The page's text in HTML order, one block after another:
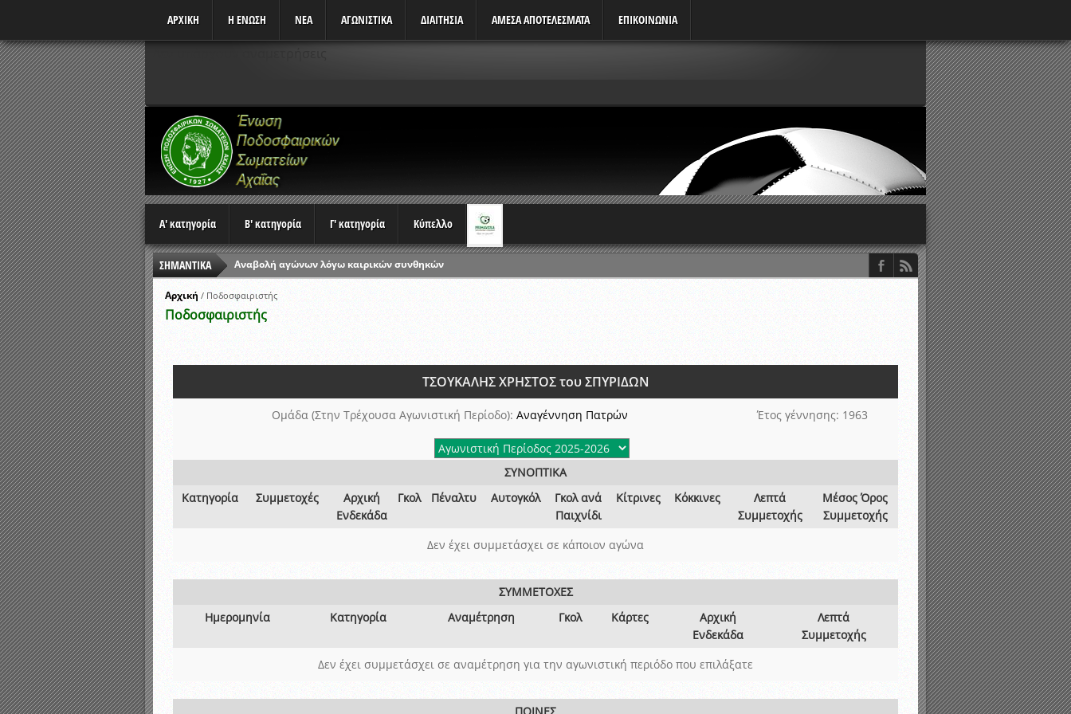
ΑΡΧΙΚΗ Η ΕΝΩΣΗ ΝΕΑ ΑΓΩΝΙΣΤΙΚΆ ΔΙΑΙΤΗΣΙΑ ΑΜΕΣΑ ΑΠΟΤΕΛΕΣΜΑΤΑ ΕΠΙΚΟΙΝΩΝΙΑ
Α' κατηγορία Β' κατηγορία Γ' κατηγορία Κύπελλο
ΣΗΜΑΝΤΙΚΑ
Αναβολή αγώνων λόγω καιρικών συνθηκών
Ώρες έναρξης αγώνων Πρωταθλημάτων
Αποτελέσματα επαναληπτικών γραπτών εξετάσεων και αγωνιστικών δοκιμασιών διαιτητών και παρατηρητών ΕΠΣΑ
Κλήρωση Β’ Φάσης Κυπέλλου Ερασιτεχνών 2015-2016
Κληρώσεις Πρωταθλημάτων και Κυπέλλου 2015-2016
Αρχική / Ποδοσφαιριστής
Ποδοσφαιριστής
ΤΣΟΥΚΑΛΗΣ ΧΡΗΣΤΟΣ του ΣΠΥΡΙΔΩΝ
Ομάδα (Στην Τρέχουσα Αγωνιστική Περίοδο): Αναγέννηση Πατρών Έτος γέννησης: 1963
ΣΥΝΟΠΤΙΚΑ
Κατηγορία
Συμμετοχές
Αρχική
Ενδεκάδα
Γκολ Πέναλτυ Αυτογκόλ
Γκολ ανά
Παιχνίδι
Κίτρινες Κόκκινες
Λεπτά
Συμμετοχής
Μέσος Όρος
Συμμετοχής
Δεν έχει συμμετάσχει σε κάποιον αγώνα
ΣΥΜΜΕΤΟΧΕΣ
Ημερομηνία
Κατηγορία Αναμέτρηση Γκολ Κάρτες
Αρχική
Ενδεκάδα
Λεπτά
Συμμετοχής
Δεν έχει συμμετάσχει σε αναμέτρηση για την αγωνιστική περιόδο που επιλάξατε